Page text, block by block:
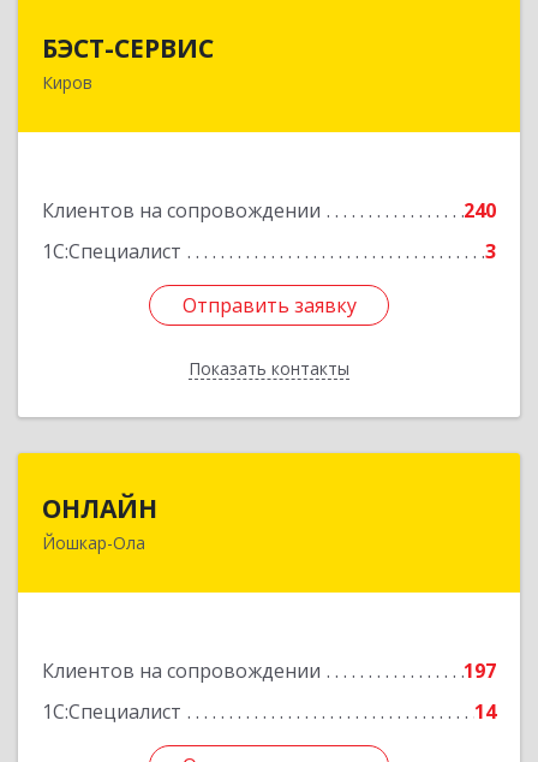
БЭСТ-СЕРВИС
Киров
Клиентов на сопровождении
240
1С:Специалист
3
Отправить заявку
Показать контакты
Отправить заявку
Назад
ОНЛАЙН
Йошкар-Ола
Клиентов на сопровождении
197
1С:Специалист
14
424000, Марий Эл Респ, Йошкар-Ола г,